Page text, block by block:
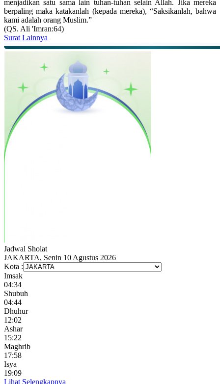
menjadikan satu sama lain tuhan-tuhan selain Allah. Jika mereka
berpaling maka katakanlah (kepada mereka), “Saksikanlah, bahwa
kami adalah orang Muslim.”
(QS. Ali 'Imran:64)
Surat Lainnya
Jadwal Sholat
JAKARTA, Senin 10 Agustus 2026
Kota :
Imsak
04:34
Shubuh
04:44
Dhuhur
12:02
Ashar
15:22
Maghrib
17:58
Isya
19:09
Lihat Selengkapnya